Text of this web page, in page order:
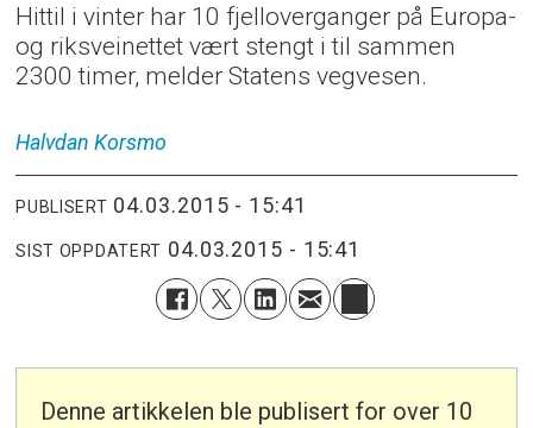
Hittil i vinter har 10 fjelloverganger på Europa-
og riksveinettet vært stengt i til sammen
2300 timer, melder Statens vegvesen.
Halvdan Korsmo
PUBLISERT 04.03.2015 - 15:41
SIST OPPDATERT 04.03.2015 - 15:41
Denne artikkelen ble publisert for over 10